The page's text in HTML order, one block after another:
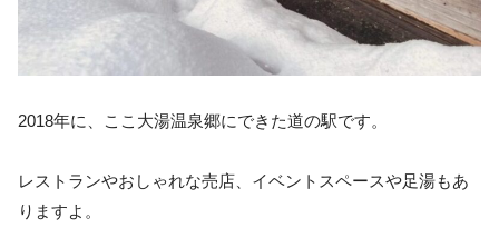
2018年に、ここ大湯温泉郷にできた道の駅です。
レストランやおしゃれな売店、イベントスペースや足湯もあ
りますよ。